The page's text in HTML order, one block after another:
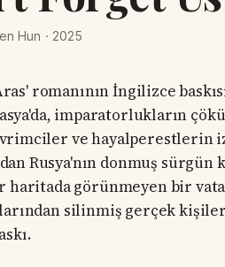
Hun · 2025
romanının İngilizce
imparatorlukların
ve hayalperestlerin
Rusya'nın donmuş sürgün
haritada görünmeyen bir
silinmiş gerçek